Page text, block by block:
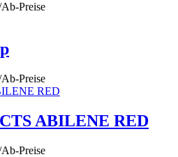
Preise
Preise
ABILENE RED
Preise